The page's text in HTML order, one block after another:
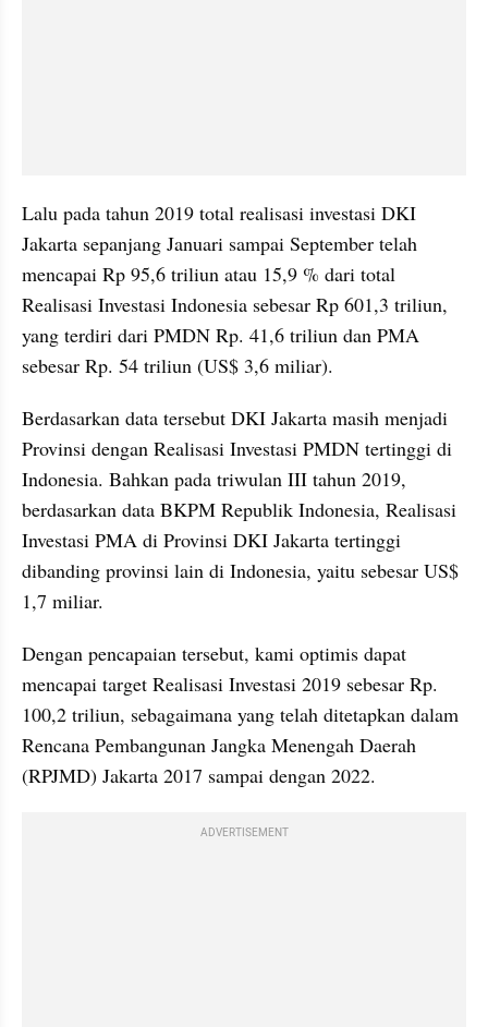
Lalu pada tahun 2019 total realisasi investasi DKI
Jakarta sepanjang Januari sampai September telah
mencapai Rp 95,6 triliun atau 15,9 % dari total
Realisasi Investasi Indonesia sebesar Rp 601,3 triliun,
yang terdiri dari PMDN Rp. 41,6 triliun dan PMA
sebesar Rp. 54 triliun (US$ 3,6 miliar).
Berdasarkan data tersebut DKI Jakarta masih menjadi
Provinsi dengan Realisasi Investasi PMDN tertinggi di
Indonesia. Bahkan pada triwulan III tahun 2019,
berdasarkan data BKPM Republik Indonesia, Realisasi
Investasi PMA di Provinsi DKI Jakarta tertinggi
dibanding provinsi lain di Indonesia, yaitu sebesar US$
1,7 miliar.
Dengan pencapaian tersebut, kami optimis dapat
mencapai target Realisasi Investasi 2019 sebesar Rp.
100,2 triliun, sebagaimana yang telah ditetapkan dalam
Rencana Pembangunan Jangka Menengah Daerah
(RPJMD) Jakarta 2017 sampai dengan 2022.
ADVERTISEMENT